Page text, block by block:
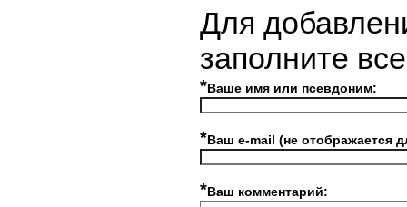
Для
заполните
*Ваше имя или псевдоним:
*Ваш e-mail (не отображается
*Ваш комментарий: